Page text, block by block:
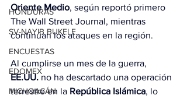
HONDURAS
SV-NAYIB BUKELE
ENCUESTAS
EDOMEX
MICHOACÁN
Oriente Medio, según reportó primero
The Wall Street Journal, mientras
continúan los ataques en la región.
Al cumplirse un mes de la guerra,
EE.UU. no ha descartado una operación
terrestre en la República Islámica, lo